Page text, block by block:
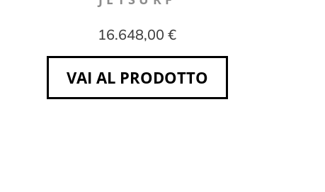
16.648,00 €
VAI AL PRODOTTO